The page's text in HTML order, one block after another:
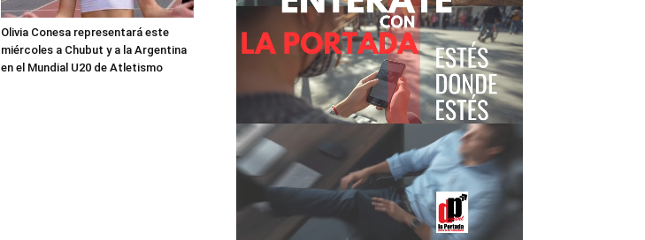
Olivia Conesa representará este
miércoles a Chubut y a la Argentina
en el Mundial U20 de Atletismo